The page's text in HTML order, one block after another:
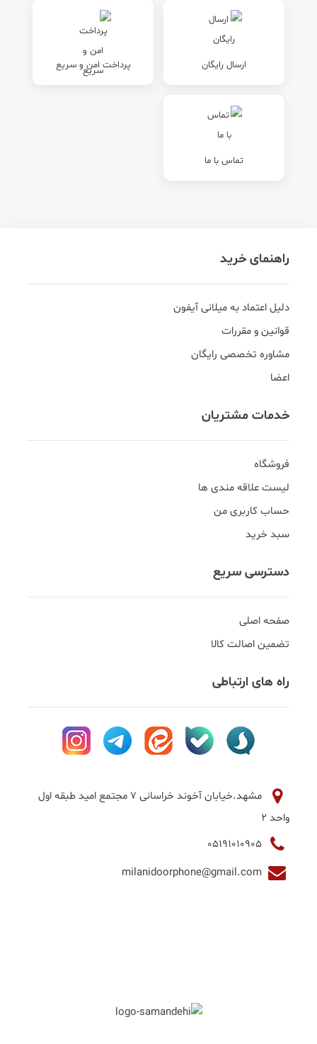
ارسال رایگان پرداخت امن و سریع
تماس با ما
راهنمای خرید
دلیل اعتماد به میلانی آیفون
قوانین و مقررات
مشاوره تخصصی رایگان
اعضا
خدمات مشتریان
فروشگاه
لیست علاقه مندی ها
حساب کاربری من
سبد خرید
دسترسی سریع
صفحه اصلی
تضمین اصالت کالا
راه های ارتباطی
مشهد.خیابان آخوند خراسانی 7 مجتمع امید طبقه اول
واحد 2